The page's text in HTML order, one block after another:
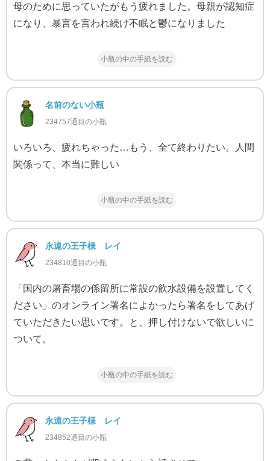
母のために思っていたがもう疲れました。母親が認知症
になり、暴言を言われ続け不眠と鬱になりました
小瓶の中の手紙を読む
名前のない小瓶
234757通目の小瓶
いろいろ、疲れちゃった…もう、全て終わりたい。人間
関係って、本当に難しい
小瓶の中の手紙を読む
永遠の王子様 レイ
234810通目の小瓶
「国内の屠畜場の係留所に常設の飲水設備を設置してく
ださい」のオンライン署名によかったら署名をしてあげ
ていただきたい思いです。と、押し付けないで欲しいに
ついて。
小瓶の中の手紙を読む
永遠の王子様 レイ
234852通目の小瓶